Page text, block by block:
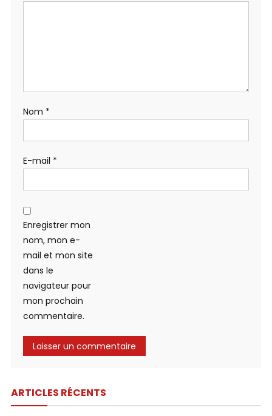
Nom *
E-mail *
Enregistrer mon
nom, mon e-
mail et mon site
dans le
navigateur pour
mon prochain
commentaire.
ARTICLES RÉCENTS